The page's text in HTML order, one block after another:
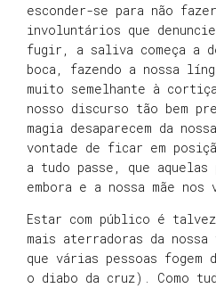
esconder-se para não
involuntários que
fugir, a saliva começa a
boca, fazendo a nossa
muito semelhante à
nosso discurso tão bem
magia desaparecem da
vontade de ficar em
a tudo passe, que aquelas
embora e a nossa mãe nos
Estar com público é
mais aterradoras da
que várias pessoas fogem
o diabo da cruz). Como